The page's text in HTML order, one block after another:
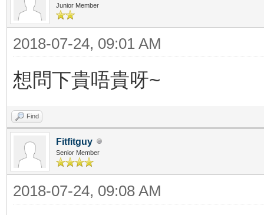
Junior Member
2018-07-24, 09:01 AM
想問下貴唔貴呀~
Find
Fitfitguy
Senior Member
2018-07-24, 09:08 AM